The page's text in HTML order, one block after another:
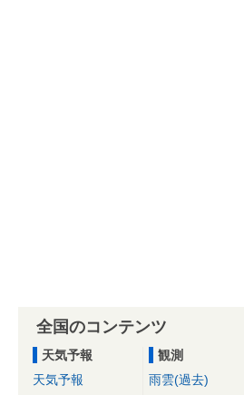
全国のコンテンツ
天気予報
天気予報
観測
雨雲(過去)